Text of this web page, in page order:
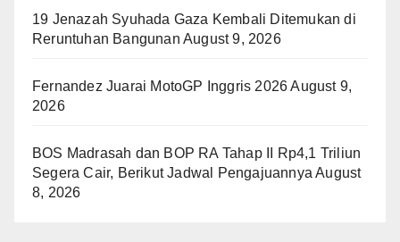
19 Jenazah Syuhada Gaza Kembali Ditemukan di
Reruntuhan Bangunan August 9, 2026
Fernandez Juarai MotoGP Inggris 2026 August 9,
2026
BOS Madrasah dan BOP RA Tahap II Rp4,1 Triliun
Segera Cair, Berikut Jadwal Pengajuannya August
8, 2026